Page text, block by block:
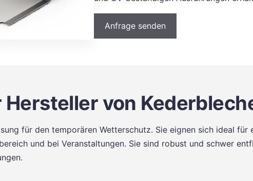
Anfrage senden
von
für den temporären Wetterschutz. Sie eignen sich ideal für
und bei Veranstaltungen. Sie sind robust und schwer